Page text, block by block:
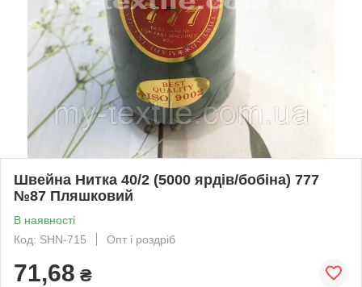
Швейна Нитка 40/2 (5000 ярдів/бобіна) 777
№87 Пляшковий
В наявності
Код: SHN-715
Опт і роздріб
71,68 ₴